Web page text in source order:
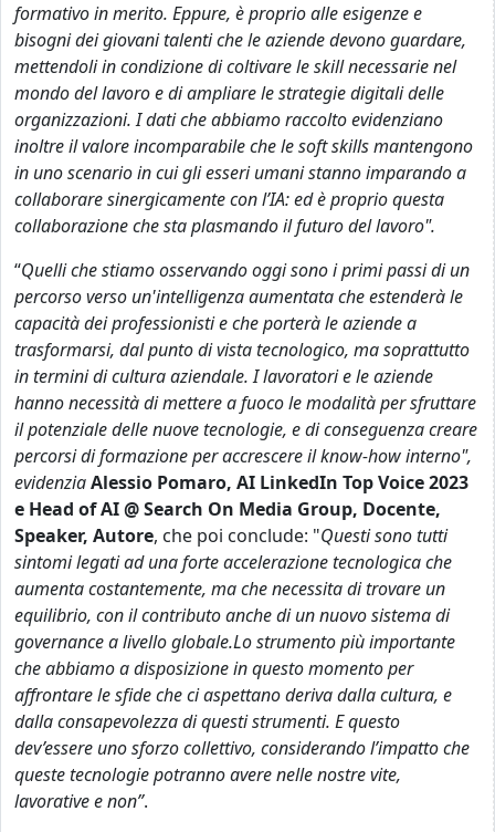
formativo in merito. Eppure, è proprio alle esigenze e
bisogni dei giovani talenti che le aziende devono guardare,
mettendoli in condizione di coltivare le skill necessarie nel
mondo del lavoro e di ampliare le strategie digitali delle
organizzazioni. I dati che abbiamo raccolto evidenziano
inoltre il valore incomparabile che le soft skills mantengono
in uno scenario in cui gli esseri umani stanno imparando a
collaborare sinergicamente con l’IA: ed è proprio questa
collaborazione che sta plasmando il futuro del lavoro".
“Quelli che stiamo osservando oggi sono i primi passi di un
percorso verso un'intelligenza aumentata che estenderà le
capacità dei professionisti e che porterà le aziende a
trasformarsi, dal punto di vista tecnologico, ma soprattutto
in termini di cultura aziendale. I lavoratori e le aziende
hanno necessità di mettere a fuoco le modalità per sfruttare
il potenziale delle nuove tecnologie, e di conseguenza creare
percorsi di formazione per accrescere il know-how interno",
evidenziaAlessio Pomaro, AI LinkedIn Top Voice 2023
e Head of AI @ Search On Media Group, Docente,
Speaker, Autore, che poi conclude: "Questi sono tutti
sintomi legati ad una forte accelerazione tecnologica che
aumenta costantemente, ma che necessita di trovare un
equilibrio, con il contributo anche di un nuovo sistema di
governance a livello globale.Lo strumento più importante
che abbiamo a disposizione in questo momento per
affrontare le sfide che ci aspettano deriva dalla cultura, e
dalla consapevolezza di questi strumenti. E questo
dev’essere uno sforzo collettivo, considerando l’impatto che
queste tecnologie potranno avere nelle nostre vite,
lavorative e non”.